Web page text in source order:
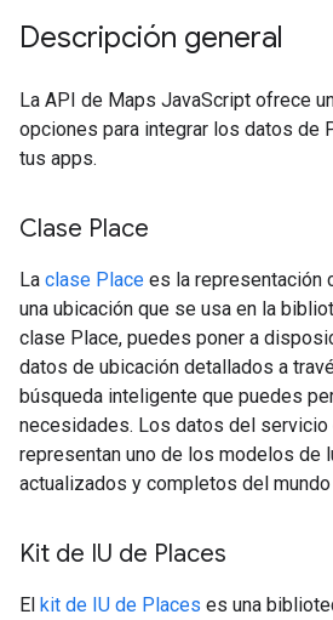
Descripción general
La API de Maps JavaScript ofrece
opciones para integrar los datos de
tus apps.
Clase Place
La clase Place es la representación
una ubicación que se usa en la
clase Place, puedes poner a
datos de ubicación detallados a
búsqueda inteligente que puedes
necesidades. Los datos del servicio
representan uno de los modelos de
actualizados y completos del mundo
Kit de IU de Places
El kit de IU de Places es una